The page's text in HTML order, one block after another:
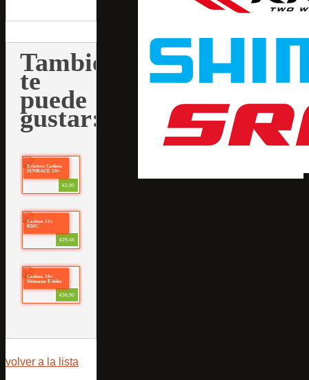
También
te
puede
gustar:
Eslabon Cadena
SUNRACE 10v
€2,90
Cadena 12v
KMC
€29,45
Cadena 10v
Shimano E-bike
€36,90
volver a la lista